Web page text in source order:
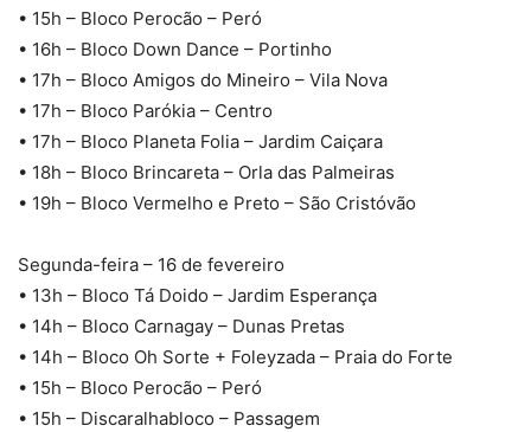
• 15h – Bloco Perocão – Peró
• 16h – Bloco Down Dance – Portinho
• 17h – Bloco Amigos do Mineiro – Vila Nova
• 17h – Bloco Parókia – Centro
• 17h – Bloco Planeta Folia – Jardim Caiçara
• 18h – Bloco Brincareta – Orla das Palmeiras
• 19h – Bloco Vermelho e Preto – São Cristóvão
Segunda-feira – 16 de fevereiro
• 13h – Bloco Tá Doido – Jardim Esperança
• 14h – Bloco Carnagay – Dunas Pretas
• 14h – Bloco Oh Sorte + Foleyzada – Praia do Forte
• 15h – Bloco Perocão – Peró
• 15h – Discaralhabloco – Passagem